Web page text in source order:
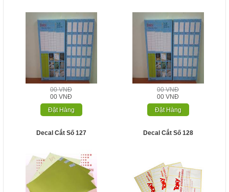
00 VNĐ
00 VNĐ
Đặt Hàng
00 VNĐ
00 VNĐ
Đặt Hàng
Decal Cắt Số 127 Decal Cắt Số 128